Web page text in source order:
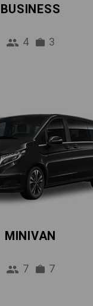
BUSINESS
4 3
MINIVAN
7 7